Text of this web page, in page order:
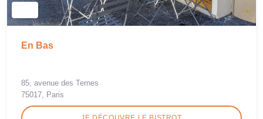
En Bas
85, avenue des Ternes
75017, Paris